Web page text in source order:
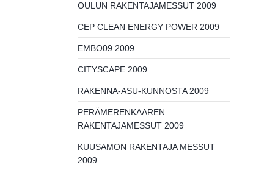
OULUN RAKENTAJAMESSUT 2009
CEP CLEAN ENERGY POWER 2009
EMBO09 2009
CITYSCAPE 2009
RAKENNA-ASU-KUNNOSTA 2009
PERÄMERENKAAREN
RAKENTAJAMESSUT 2009
KUUSAMON RAKENTAJA MESSUT
2009